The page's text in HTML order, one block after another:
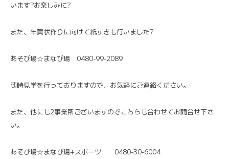
います?お楽しみに?
また、年賀状作りに向けて紙すきも行いました?
あそび場☆まなび場 0480-99-2089
随時見学を行っておりますので、お気軽にご連絡ください。
また、他にも2事業所ございますのでこちらも合わせてお問合せ下さ
い。
あそび場☆まなび場+スポーツ 0480-30-6004